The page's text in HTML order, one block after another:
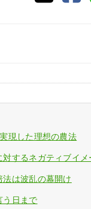
現した理想の農法
対するネガティブイ
法は波乱の幕開け
う日まで